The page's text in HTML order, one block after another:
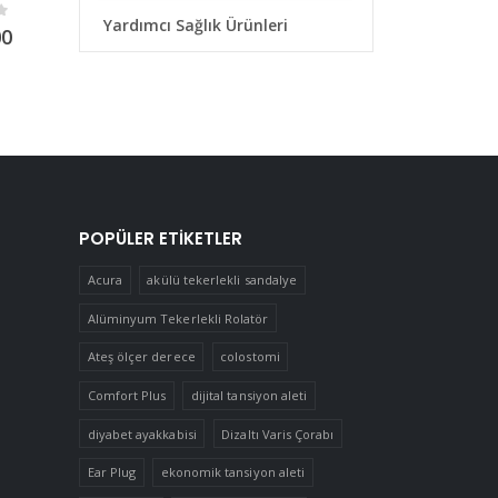
0out of 5
₺180,00
Yardımcı Sağlık Ürünleri
POPÜLER ETIKETLER
Acura akülü tekerlekli sandalye
Alüminyum Tekerlekli Rolatör
Ateş ölçer derece colostomi
Comfort Plus dijital tansiyon aleti
diyabet ayakkabisi Dizaltı Varis Çorabı
Ear Plug ekonomik tansiyon aleti